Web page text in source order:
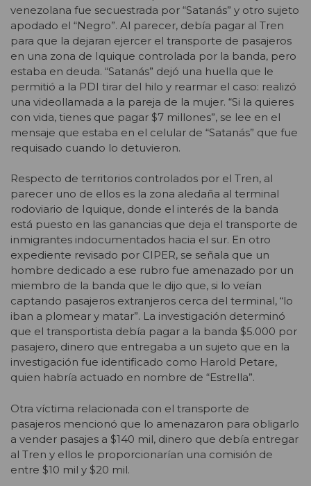
venezolana fue secuestrada por “Satanás” y otro sujeto
apodado el “Negro”. Al parecer, debía pagar al Tren
para que la dejaran ejercer el transporte de pasajeros
en una zona de Iquique controlada por la banda, pero
estaba en deuda. “Satanás” dejó una huella que le
permitió a la PDI tirar del hilo y rearmar el caso: realizó
una videollamada a la pareja de la mujer. “Si la quieres
con vida, tienes que pagar $7 millones”, se lee en el
mensaje que estaba en el celular de “Satanás” que fue
requisado cuando lo detuvieron.
Respecto de territorios controlados por el Tren, al
parecer uno de ellos es la zona aledaña al terminal
rodoviario de Iquique, donde el interés de la banda
está puesto en las ganancias que deja el transporte de
inmigrantes indocumentados hacia el sur. En otro
expediente revisado por CIPER, se señala que un
hombre dedicado a ese rubro fue amenazado por un
miembro de la banda que le dijo que, si lo veían
captando pasajeros extranjeros cerca del terminal, “lo
iban a plomear y matar”. La investigación determinó
que el transportista debía pagar a la banda $5.000 por
pasajero, dinero que entregaba a un sujeto que en la
investigación fue identificado como Harold Petare,
quien habría actuado en nombre de “Estrella”.
Otra víctima relacionada con el transporte de
pasajeros mencionó que lo amenazaron para obligarlo
a vender pasajes a $140 mil, dinero que debía entregar
al Tren y ellos le proporcionarían una comisión de
entre $10 mil y $20 mil.